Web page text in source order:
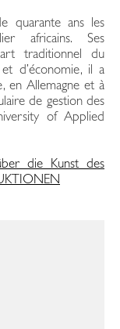
quarante ans les
africains. Ses
traditionnel du
d’économie, il a
en Allemagne et à
de gestion des
of Applied
die Kunst des